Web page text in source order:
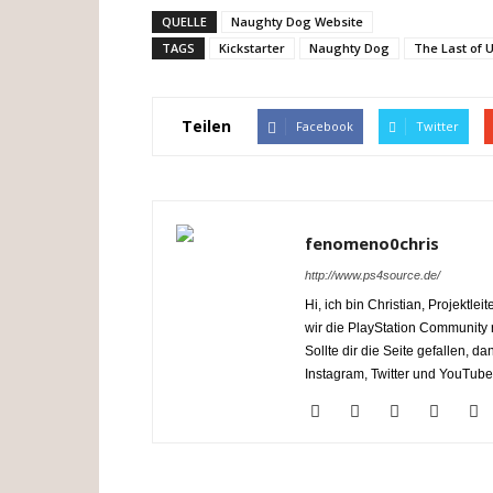
QUELLE
Naughty Dog Website
TAGS
Kickstarter Naughty Dog The Last of
Teilen Facebook Twitter
fenomeno0chris
http://www.ps4source.de/
Hi, ich bin Christian,
wir die PlayStation
Sollte dir die Seite gefallen,
Instagram, Twitter und